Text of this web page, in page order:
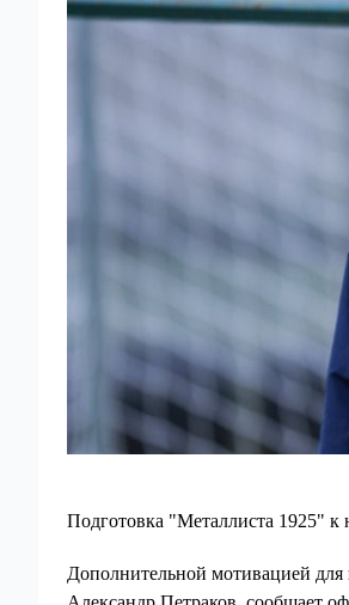
Подготовка "Металлиста 1925" к
Дополнительной мотивацией